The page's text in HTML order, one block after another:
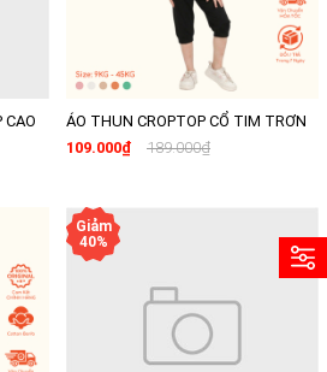
CAO
ÁO THUN CROPTOP CỔ TIM TRƠN
COTTON BORIB BÉ GÁI CAO CẤP -
109.000₫ 189.000₫